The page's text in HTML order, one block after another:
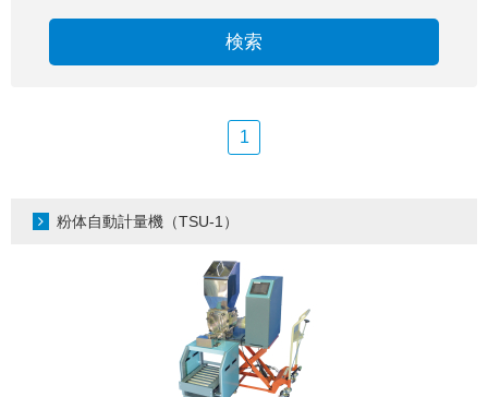
検索
1
粉体自動計量機（TSU-1）